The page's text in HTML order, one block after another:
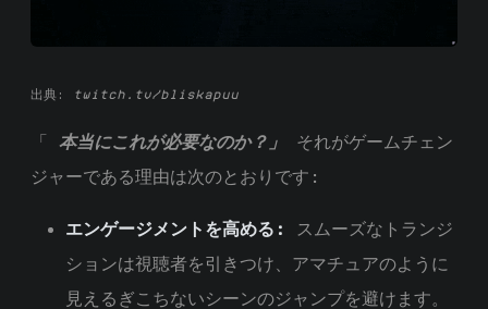
出典: twitch.tv/bliskapuu
「 本当にこれが必要なのか？」
それがゲームチェン
ジャーである理由は次のとおりです:
エンゲージメントを高める:
スムーズなトランジ
ションは視聴者を引きつけ、アマチュアのように
見えるぎこちないシーンのジャンプを避けます。